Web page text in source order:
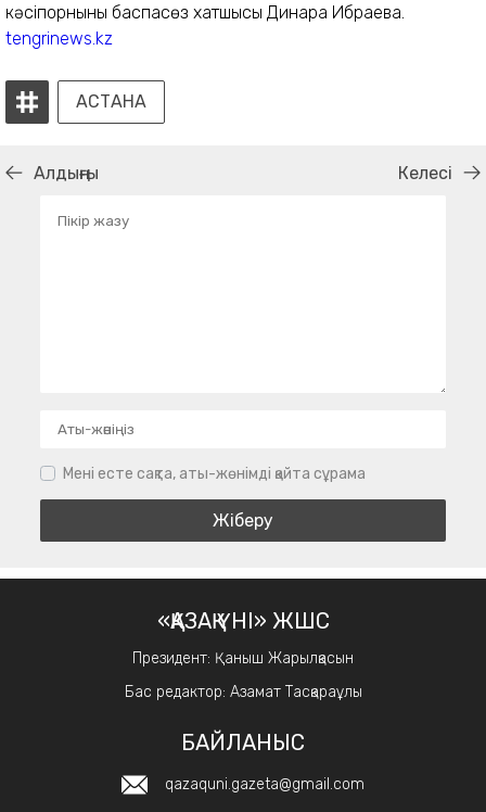
кәсіпорнының баспасөз хатшысы Динара Ибраева.
tengrinews.kz
АСТАНА
Алдыңғы Келесі
Мені есте сақта, аты-жөнімді қайта сұрама
«ҚАЗАҚ ҮНІ» ЖШС
Президент: Қаныш Жарылқасын
Бас редактор: Азамат Тасқараұлы
БАЙЛАНЫС
qazaquni.gazeta@gmail.com